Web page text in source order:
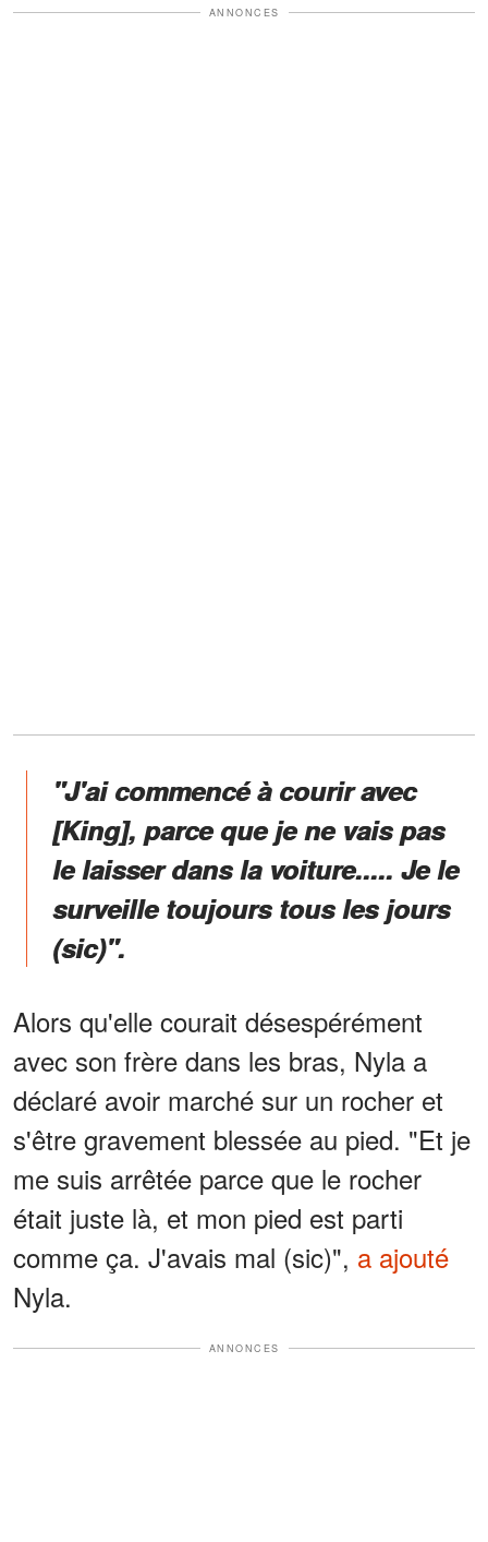
ANNONCES
"J'ai commencé à courir avec
[King], parce que je ne vais pas
le laisser dans la voiture..... Je le
surveille toujours tous les jours
(sic)".
Alors qu'elle courait désespérément
avec son frère dans les bras, Nyla a
déclaré avoir marché sur un rocher et
s'être gravement blessée au pied. "Et je
me suis arrêtée parce que le rocher
était juste là, et mon pied est parti
comme ça. J'avais mal (sic)", a ajouté
Nyla.
ANNONCES